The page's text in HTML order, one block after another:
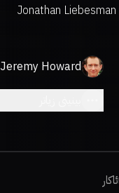
Jonathan Liebesman
Jeremy Howard
ئاکار